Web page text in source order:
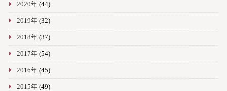
2020年(44)
2019年(32)
2018年(37)
2017年(54)
2016年(45)
2015年(49)